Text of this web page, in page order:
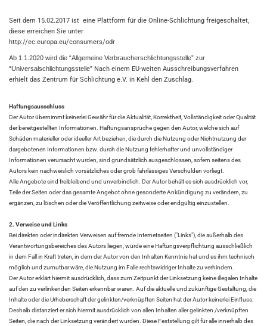
Seit dem 15.02.2017 ist eine Plattform für die Online-Schlichtung freigeschaltet,
diese erreichen Sie unter
http://ec.europa.eu/
Ab 1.1.2020 wird die “Allgemeine Verbraucherschlichtungsstelle” zur
“Universalschlichtungsstelle” Nach einem EU-weiten Ausschreibungsverfahren
erhielt das Zentrum für Schlichtung e.V. in Kehl den Zuschlag.
Haftungsausschluss
Der Autor übernimmt keinerlei Gewähr für die Aktualität, Korrektheit, Vollständigkeit oder Qualität
der bereitgestellten Informationen. Haftungsansprüche gegen den Autor, welche sich auf
Schäden materieller oder ideeller Art beziehen, die durch die Nutzung oder Nichtnutzung der
dargebotenen Informationen bzw. durch die Nutzung fehlerhafter und unvollständiger
Informationen verursacht wurden, sind grundsätzlich ausgeschlossen, sofern seitens des
Autors kein nachweislich vorsätzliches oder grob fahrlässiges Verschulden vorliegt.
Alle Angebote sind freibleibend und unverbindlich. Der Autor behält es sich ausdrücklich vor,
Teile der Seiten oder das gesamte Angebot ohne gesonderte Ankündigung zu verändern, zu
ergänzen, zu löschen oder die Veröffentlichung zeitweise oder endgültig einzustellen.
2. Verweise und Links
Bei direkten oder indirekten Verweisen auf fremde Internetseiten ("Links"), die außerhalb des
Verantwortungsbereiches des Autors liegen, würde eine Haftungsverpflichtung ausschließlich
in dem Fall in Kraft treten, in dem der Autor von den Inhalten Kenntnis hat und es ihm technisch
möglich und zumutbar wäre, die Nutzung im Falle rechtswidriger Inhalte zu verhindern.
Der Autor erklärt hiermit ausdrücklich, dass zum Zeitpunkt der Linksetzung keine illegalen Inhalte
auf den zu verlinkenden Seiten erkennbar waren. Auf die aktuelle und zukünftige Gestaltung, die
Inhalte oder die Urheberschaft der gelinkten/verknüpften Seiten hat der Autor keinerlei Einfluss.
Deshalb distanziert er sich hiermit ausdrücklich von allen Inhalten aller gelinkten /verknüpften
Seiten, die nach der Linksetzung verändert wurden. Diese Feststellung gilt für alle innerhalb des